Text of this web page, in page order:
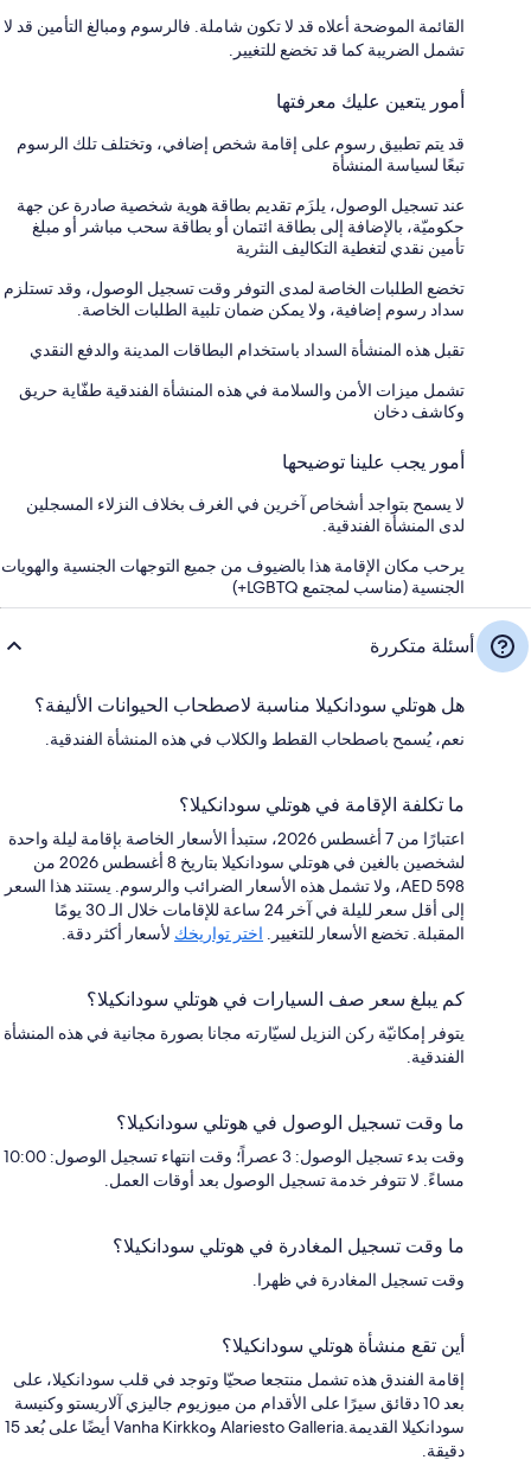
القائمة الموضحة أعلاه قد لا تكون شاملة. فالرسوم ومبالغ التأمين قد لا
تشمل الضريبة كما قد تخضع للتغيير.
أمور يتعين عليك معرفتها
قد يتم تطبيق رسوم على إقامة شخص إضافي، وتختلف تلك الرسوم
تبعًا لسياسة المنشأة
عند تسجيل الوصول، يلزَم تقديم بطاقة هوية شخصية صادرة عن جهة
حكوميّة، بالإضافة إلى بطاقة ائتمان أو بطاقة سحب مباشر أو مبلغ
تأمين نقدي لتغطية التكاليف النثرية
تخضع الطلبات الخاصة لمدى التوفر وقت تسجيل الوصول، وقد تستلزم
سداد رسوم إضافية، ولا يمكن ضمان تلبية الطلبات الخاصة.
تقبل هذه المنشأة السداد باستخدام البطاقات المدينة والدفع النقدي
تشمل ميزات الأمن والسلامة في هذه المنشأة الفندقية طفّاية حريق
وكاشف دخان
أمور يجب علينا توضيحها
لا يسمح بتواجد أشخاص آخرين في الغرف بخلاف النزلاء المسجلين
لدى المنشأة الفندقية.
يرحب مكان الإقامة هذا بالضيوف من جميع التوجهات الجنسية والهويات
الجنسية (مناسب لمجتمع LGBTQ+)
أسئلة متكررة
هل هوتلي سودانكيلا مناسبة لاصطحاب الحيوانات الأليفة؟
نعم، يُسمح باصطحاب القطط والكلاب في هذه المنشأة الفندقية.
ما تكلفة الإقامة في هوتلي سودانكيلا؟
اعتبارًا من 7 أغسطس 2026، ستبدأ الأسعار الخاصة بإقامة ليلة واحدة
لشخصين بالغين في هوتلي سودانكيلا بتاريخ 8 أغسطس 2026 من
AED 598، ولا تشمل هذه الأسعار الضرائب والرسوم. يستند هذا السعر
إلى أقل سعر لليلة في آخر 24 ساعة للإقامات خلال الـ 30 يومًا
المقبلة. تخضع الأسعار للتغيير. اختر تواريخك لأسعار أكثر دقة.
كم يبلغ سعر صف السيارات في هوتلي سودانكيلا؟
يتوفر إمكانيّة ركن النزيل لسيّارته مجانا بصورة مجانية في هذه المنشأة
الفندقية.
ما وقت تسجيل الوصول في هوتلي سودانكيلا؟
وقت بدء تسجيل الوصول: 3 عصراً؛ وقت انتهاء تسجيل الوصول: 10:00
مساءً. لا تتوفر خدمة تسجيل الوصول بعد أوقات العمل.
ما وقت تسجيل المغادرة في هوتلي سودانكيلا؟
وقت تسجيل المغادرة في ظهرا.
أين تقع منشأة هوتلي سودانكيلا؟
إقامة الفندق هذه تشمل منتجعا صحيّا وتوجد في قلب سودانكيلا، على
بعد 10 دقائق سيرًا على الأقدام من ميوزيوم جاليزي آلاريستو وكنيسة
سودانكيلا القديمة.Alariesto Galleria وVanha Kirkko أيضًا على بُعد 15
دقيقة.